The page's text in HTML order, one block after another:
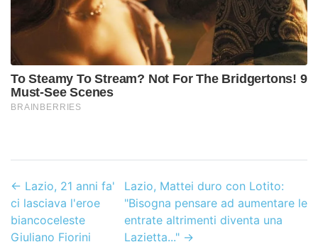
← Lazio, 21 anni fa'
ci lasciava l'eroe
biancoceleste
Giuliano Fiorini
Lazio, Mattei duro con Lotito:
"Bisogna pensare ad aumentare le
entrate altrimenti diventa una
Lazietta..."→